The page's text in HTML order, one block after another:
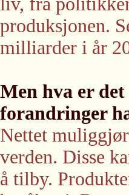
produksjonen.
milliarder i år
Men hva er
forandringer
Nettet
verden. Disse
å tilby.